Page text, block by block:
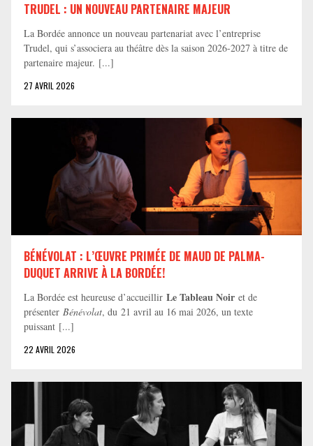
TRUDEL : UN NOUVEAU PARTENAIRE MAJEUR
La Bordée annonce un nouveau partenariat avec l’entreprise
Trudel, qui s’associera au théâtre dès la saison 2026-2027 à titre de
partenaire majeur. [...]
27 AVRIL 2026
BÉNÉVOLAT : L’ŒUVRE PRIMÉE DE MAUD DE PALMA-
DUQUET ARRIVE À LA BORDÉE!
La Bordée est heureuse d’accueillir Le Tableau Noir et de
présenter Bénévolat, du 21 avril au 16 mai 2026, un texte
puissant [...]
22 AVRIL 2026